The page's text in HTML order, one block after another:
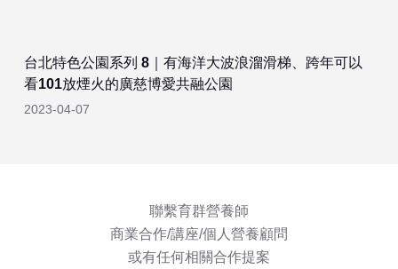
台北特色公園系列 8｜有海洋大波浪溜滑梯、跨年可以
看101放煙火的廣慈博愛共融公園
2023-04-07
聯繫育群營養師
商業合作/講座/個人營養顧問
或有任何相關合作提案